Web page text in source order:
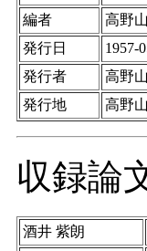
編者
高野
発行日
1957-
発行者
高野
発行地
高野山
収録論
酒井 紫朗